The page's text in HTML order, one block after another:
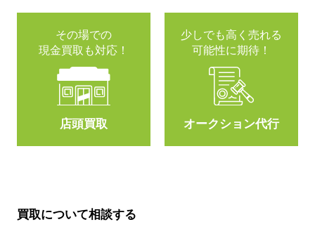
その場での
現金買取も対応！
店頭買取
少しでも高く売れる
可能性に期待！
オークション代行
買取について相談する